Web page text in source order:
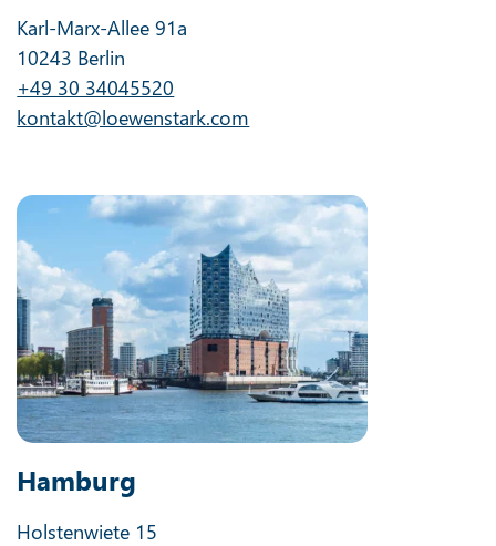
Karl-Marx-Allee 91a
10243 Berlin
+49 30 34045520
kontakt@loewenstark.com
Hamburg
Holstenwiete 15